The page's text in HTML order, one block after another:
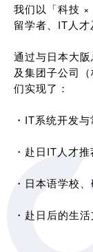
我们以「科技
留学者、IT人才
通过与日本大
及集团子公司
们实现了：
・IT系统开发
・赴日IT人才
・日本语学校
・赴日后的生